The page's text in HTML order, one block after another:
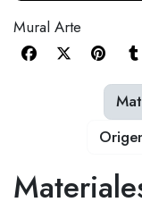
Mural Arte